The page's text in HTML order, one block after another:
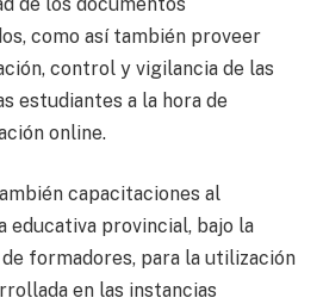
como así también proveer
control y vigilancia de las
estudiantes a la hora de
online.
capacitaciones al
educativa provincial, bajo la
formadores, para la utilización
en las instancias